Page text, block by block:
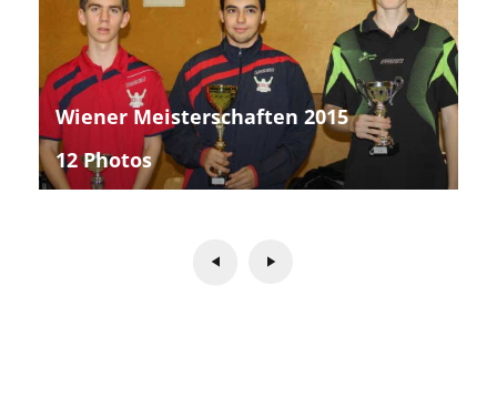
Wiener Meisterschaften 2015
12 Photos